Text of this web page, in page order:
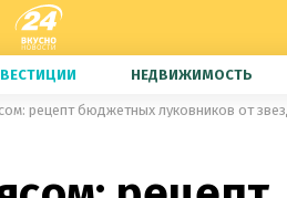
НЕДВИЖИМОСТЬ